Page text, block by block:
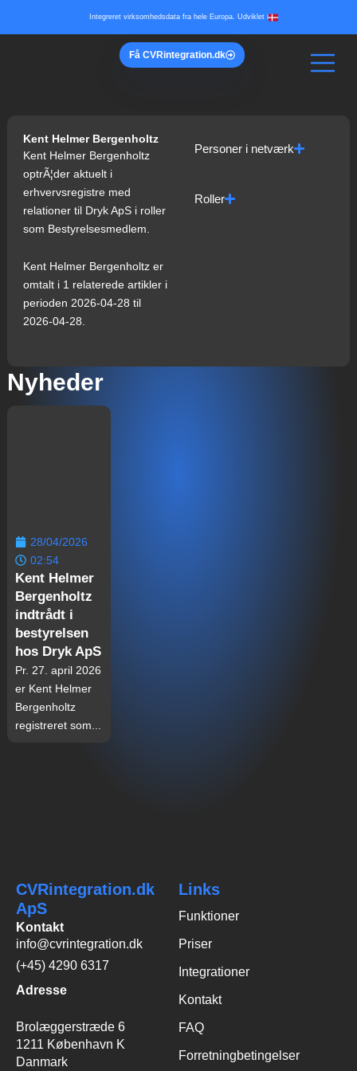
Integreret virksomhedsdata fra hele Europa. Udviklet i
Få CVRintegration.dk
Kent Helmer Bergenholtz
Kent Helmer Bergenholtz
optrÃ¦der aktuelt i
erhvervsregistre med
relationer til Dryk ApS i roller
som Bestyrelsesmedlem.
Kent Helmer Bergenholtz er
omtalt i 1 relaterede artikler i
perioden 2026-04-28 til
2026-04-28.
Personer i netværk
Roller
Nyheder
28/04/2026
02:54
Kent Helmer
Bergenholtz
indtrådt i
bestyrelsen
hos Dryk ApS
Pr. 27. april 2026
er Kent Helmer
Bergenholtz
registreret som...
CVRintegration.dk
ApS
Kontakt
info@cvrintegration.dk
(+45) 4290 6317
Adresse
Brolæggerstræde 6
1211 København K
Danmark
Links
Funktioner
Priser
Integrationer
Kontakt
FAQ
Forretningbetingelser